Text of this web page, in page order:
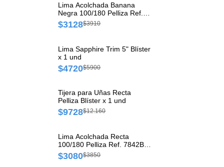
Lima Acolchada Banana
Negra 100/180 Pelliza Ref.
7840B x 1 und
$3128$3910
Lima Sapphire Trim 5" Blíster
x 1 und
$4720$5900
Tijera para Uñas Recta
Pelliza Blíster x 1 und
$9728$12.160
Lima Acolchada Recta
100/180 Pelliza Ref. 7842B x
1 und
$3080$3850